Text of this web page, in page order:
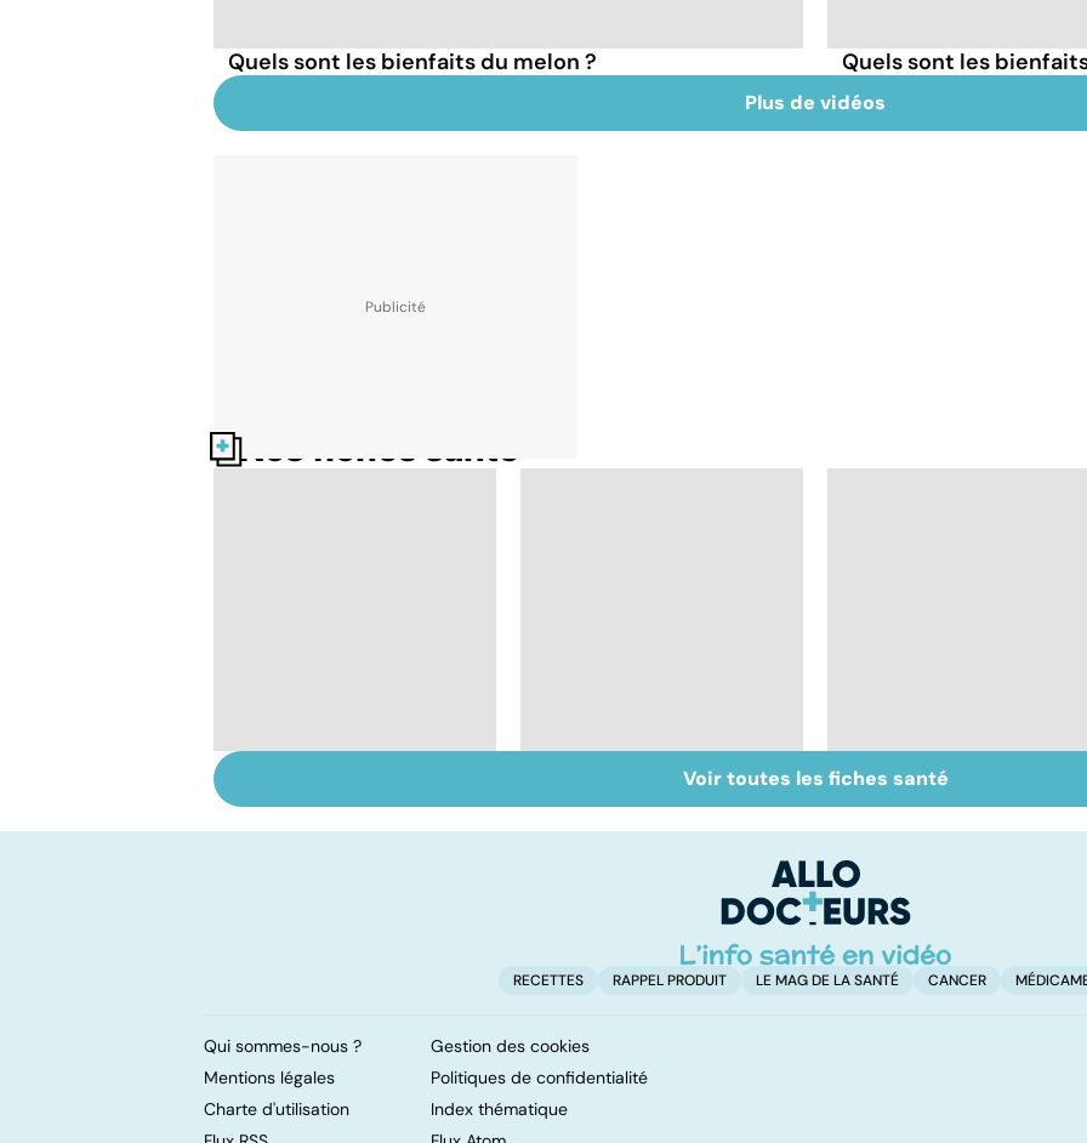
Quels sont les bienfaits du melon ? Quels sont les
Plus de vidéos
Nos fiches santé
anti-inflammatoires
Faire du sport à
domicile, c'est facile !
Don de gamètes : le
pour et le contre
Voir toutes les fiches santé
RECETTES RAPPEL PRODUIT LE MAG DE LA SANTÉ CANCER
Qui sommes-nous ?
Gestion des cookies
Mentions légales
Politiques de confidentialité
Charte d'utilisation
Index thématique